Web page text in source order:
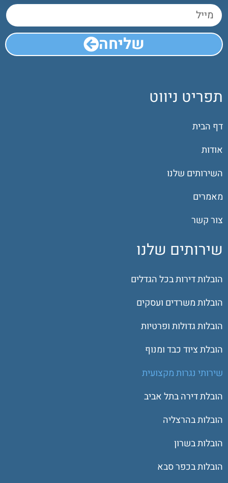
שליחה
תפריט ניווט
דף הבית
אודות
השירותים שלנו
מאמרים
צור קשר
שירותים שלנו
הובלות דירות בכל הגדלים
הובלות משרדים ועסקים
הובלות גדולות ופרטיות
הובלת ציוד כבד ומנוף
שירותי נגרות מקצועית
הובלת דירה בתל אביב
הובלות בהרצליה
הובלות בשרון
הובלות בכפר סבא